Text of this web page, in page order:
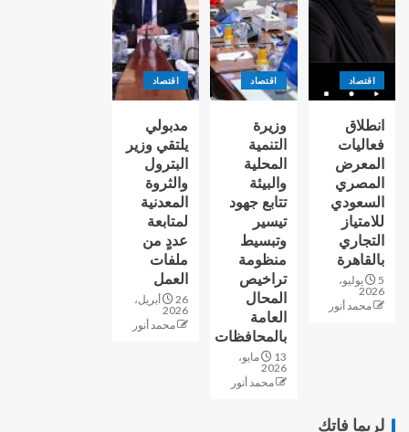
اقتصاد
انطلاق
فعاليات
المعرض
المصري
السعودي
للامتياز
التجاري
بالقاهرة
5 يوليو،
2026
محمد أنور
اقتصاد
وزيرة
التنمية
المحلية
والبيئة
تتابع جهود
تيسير
وتبسيط
منظومة
تراخيص
المحال
العامة
بالمحافظات
13 مايو،
2026
محمد أنور
اقتصاد
مدبولي
يلتقي وزير
البترول
والثروة
المعدنية
لمتابعة
عددٍ من
ملفات
العمل
26 أبريل،
2026
محمد أنور
لربما فاتك